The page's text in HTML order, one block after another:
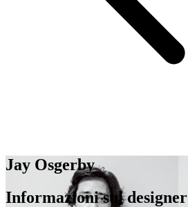
Jay Osgerby
Informazioni sul designer